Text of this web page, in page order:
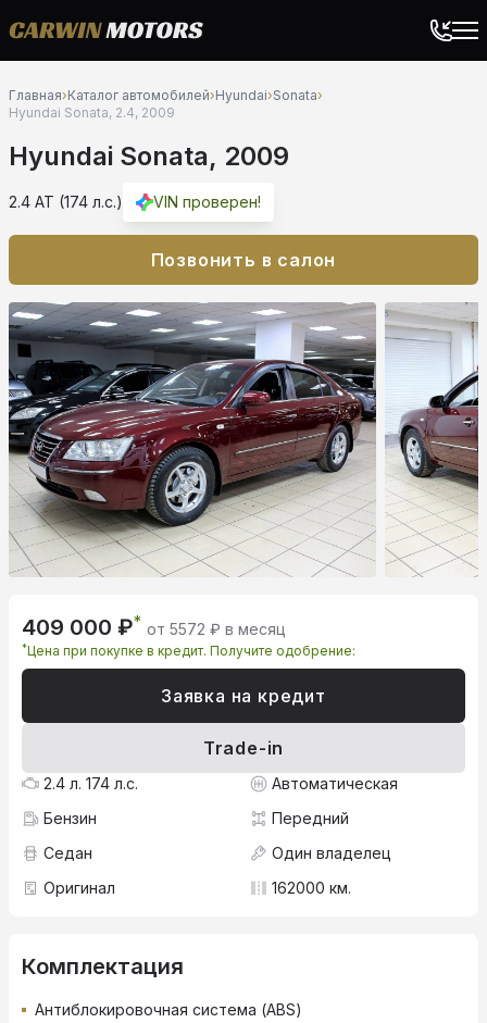
Главная›Каталог автомобилей›Hyundai›Sonata›
Hyundai Sonata, 2.4, 2009
Hyundai Sonata, 2009
2.4 AT (174 л.с.) VIN проверен!
Позвонить в салон
409 000 ₽* от 5572 ₽ в месяц
*Цена при покупке в кредит. Получите одобрение:
Заявка на кредит
Trade-in
2.4 л. 174 л.с.
Автоматическая
Бензин
Передний
Седан
Один владелец
Оригинал
162000 км.
Комплектация
Антиблокировочная система (ABS)